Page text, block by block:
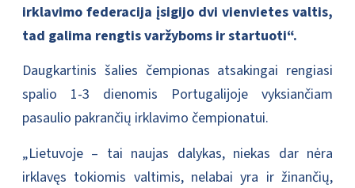
irklavimo federacija įsigijo dvi vienvietes valtis,
tad galima rengtis varžyboms ir startuoti“.
Daugkartinis šalies čempionas atsakingai rengiasi
spalio 1-3 dienomis Portugalijoje vyksiančiam
pasaulio pakrančių irklavimo čempionatui.
„Lietuvoje – tai naujas dalykas, niekas dar nėra
irklavęs tokiomis valtimis, nelabai yra ir žinančių,